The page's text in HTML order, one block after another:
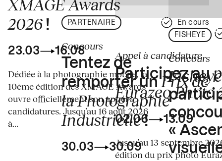
XMAGE Awards
2026 !
23.03 16.08
Dédiée à la photographie mobile, la
10ème édition des XMAGE Awards
ouvre officiellement son appel à
candidatures. Jusqu’au 16 août 2026
à...
PARTENAIRE En cours
Concours
Tentez de
remporter unPrix de
la Photographie
Industrielle!
30.03 30.09
Appel à candidature
Participez au
Eurazeo Photo
02.06 13.09
Jusqu’au 13 septembre
édition du prix photo
FISHEYE
Concours
Fisheye
«